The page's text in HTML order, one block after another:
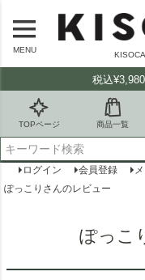
MENU
税込
TOPページ 商品一覧
ログイン 会員登録
ぽっこりさんのレビュー
ぽっこ